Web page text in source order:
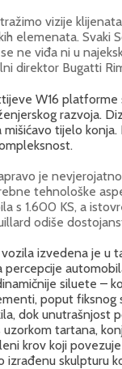
vizije
elemenata. Svaki
ne viđa ni u
direktor Bugatti
W16
razvoja.
tijelo
je
tehnološke
s 1.600 KS, a
odiše
izvedena je u
siluete –
poput
dok unutrašnjost
tartana,
krov koji
skulpturu